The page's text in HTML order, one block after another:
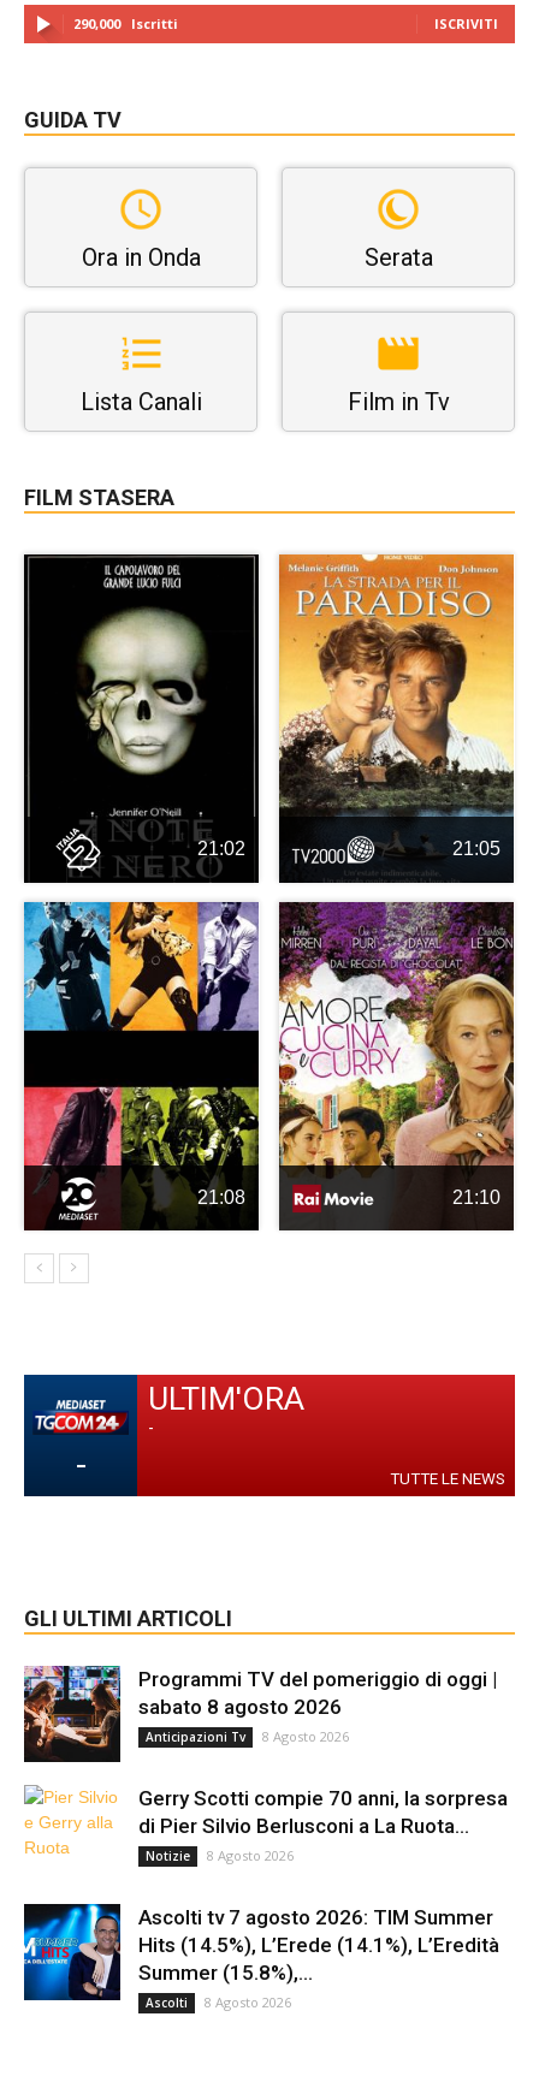
290,000 Iscritti ISCRIVITI
GUIDA TV
Ora in Onda Serata
Lista Canali Film in Tv
FILM STASERA
21:02 21:05
21:08 21:10
-
ULTIM'ORA
-
TUTTE LE NEWS
GLI ULTIMI ARTICOLI
Programmi TV del pomeriggio di oggi |
sabato 8 agosto 2026
Anticipazioni Tv 8 Agosto 2026
Gerry Scotti compie 70 anni, la sorpresa
di Pier Silvio Berlusconi a La Ruota...
Notizie 8 Agosto 2026
Ascolti tv 7 agosto 2026: TIM Summer
Hits (14.5%), L’Erede (14.1%), L’Eredità
Summer (15.8%),...
Ascolti 8 Agosto 2026